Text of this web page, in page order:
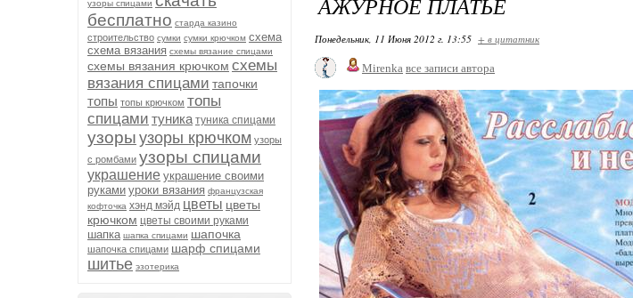
узоры спицами
бесплатно старда казино
строительство сумки сумки крючком схема
схема вязания схемы вязание спицами
схемы вязания крючком схемы
вязания спицами тапочки
топы топы крючком топы
спицами туника туника спицами
узоры узоры крючком узоры
с ромбами узоры спицами
украшение украшение своими
руками уроки вязания французская
кофточка хэнд мэйд цветы цветы
крючком цветы своими руками
шапка шапка спицами шапочка
шапочка спицами шарф спицами
шитье эзотерика
Понедельник, 11 Июня 2012 г. 13:55 + в цитатник
Mirenka все записи автора